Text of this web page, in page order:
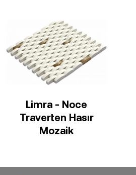
Limra - Noce
Traverten Hasır
Mozaik